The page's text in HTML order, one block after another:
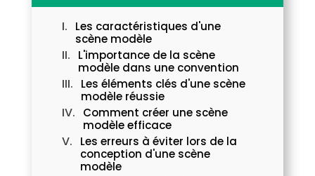
Les caractéristiques d'une
scène modèle
L'importance de la scène
modèle dans une convention
Les éléments clés d'une scène
modèle réussie
Comment créer une scène
modèle efficace
Les erreurs à éviter lors de la
conception d'une scène
modèle